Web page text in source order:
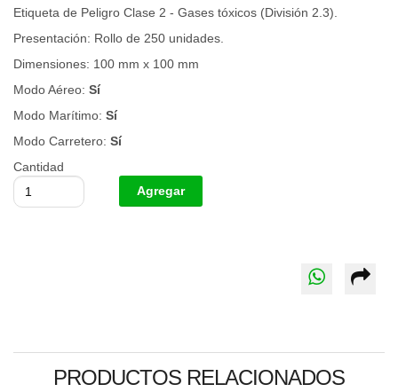
Etiqueta de Peligro Clase 2 - Gases tóxicos (División 2.3).
Presentación: Rollo de 250 unidades.
Dimensiones: 100 mm x 100 mm
Modo Aéreo: Sí
Modo Marítimo: Sí
Modo Carretero: Sí
Cantidad
PRODUCTOS RELACIONADOS